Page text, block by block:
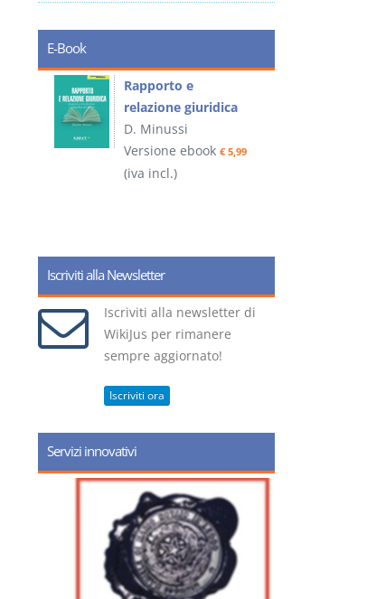
E-Book
Rapporto e
relazione giuridica
D. Minussi
Versione ebook € 5,99
(iva incl.)
Iscriviti alla Newsletter
Iscriviti alla newsletter di
WikiJus per rimanere
sempre aggiornato!
Iscriviti ora
Servizi innovativi